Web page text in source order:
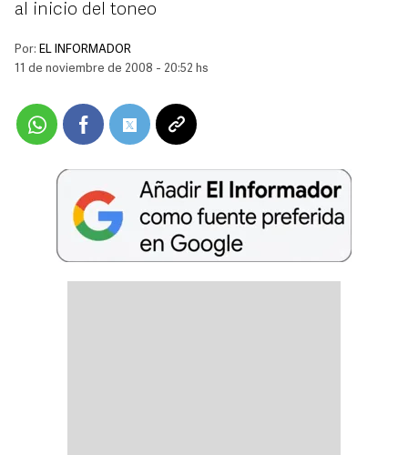
al inicio del toneo
Por: EL INFORMADOR
11 de noviembre de 2008 - 20:52 hs